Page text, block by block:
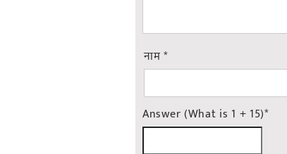
नाम*
Answer (What is 1 + 15)*